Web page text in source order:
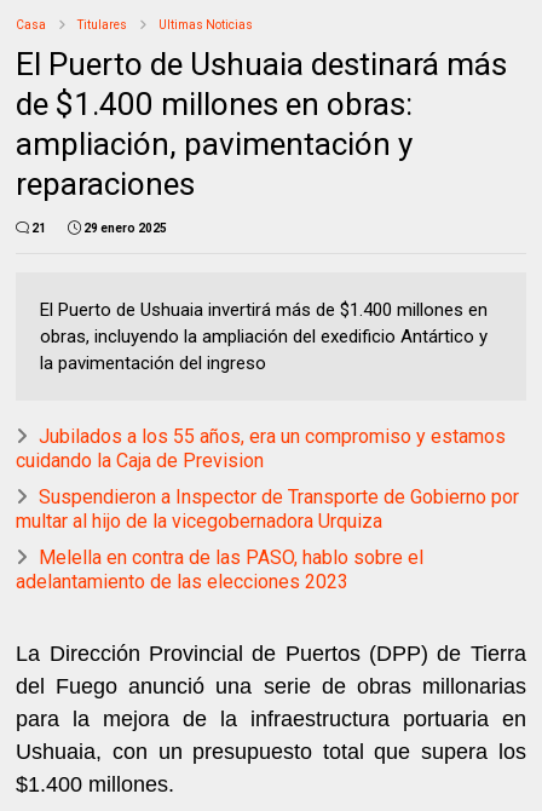
Casa Titulares Ultimas Noticias
El Puerto de Ushuaia destinará más
de $1.400 millones en obras:
ampliación, pavimentación y
reparaciones
21 29 enero 2025
El Puerto de Ushuaia invertirá más de $1.400 millones en
obras, incluyendo la ampliación del exedificio Antártico y
la pavimentación del ingreso
Jubilados a los 55 años, era un compromiso y estamos
cuidando la Caja de Prevision
Suspendieron a Inspector de Transporte de Gobierno por
multar al hijo de la vicegobernadora Urquiza
Melella en contra de las PASO, hablo sobre el
adelantamiento de las elecciones 2023
La Dirección Provincial de Puertos (DPP) de Tierra
del Fuego anunció una serie de obras millonarias
para la mejora de la infraestructura portuaria en
Ushuaia, con un presupuesto total que supera los
$1.400 millones.